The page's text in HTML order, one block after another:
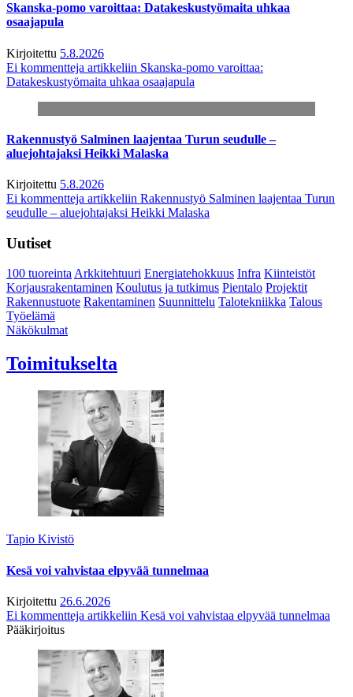
Skanska-pomo varoittaa: Datakeskustyömaita uhkaa
osaajapula
Kirjoitettu 5.8.2026
Ei kommentteja artikkeliin Skanska-pomo varoittaa:
Datakeskustyömaita uhkaa osaajapula
Rakennustyö Salminen laajentaa Turun seudulle –
aluejohtajaksi Heikki Malaska
Kirjoitettu 5.8.2026
Ei kommentteja artikkeliin Rakennustyö Salminen laajentaa Turun
seudulle – aluejohtajaksi Heikki Malaska
Uutiset
100 tuoreintaArkkitehtuuri Energiatehokkuus Infra Kiinteistöt
Korjausrakentaminen Koulutus ja tutkimus Pientalo Projektit
Rakennustuote Rakentaminen Suunnittelu Talotekniikka Talous
Työelämä
Näkökulmat
Toimitukselta
Tapio Kivistö
Kesä voi vahvistaa elpyvää tunnelmaa
Kirjoitettu 26.6.2026
Ei kommentteja artikkeliin Kesä voi vahvistaa elpyvää tunnelmaa
Pääkirjoitus